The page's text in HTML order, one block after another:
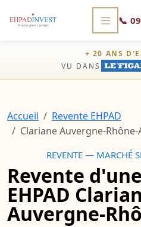
📞
+ 20 ANS
VU DANS
Accueil
Revente EHPAD
Clariane Auvergne-Rhône-
REVENTE — MARCHÉ
Revente
EHPAD
Auvergne-